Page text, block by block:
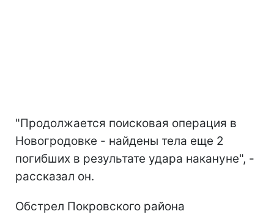
"Продолжается поисковая операция в
Новогродовке - найдены тела еще 2
погибших в результате удара накануне", -
рассказал он.
Обстрел Покровского района